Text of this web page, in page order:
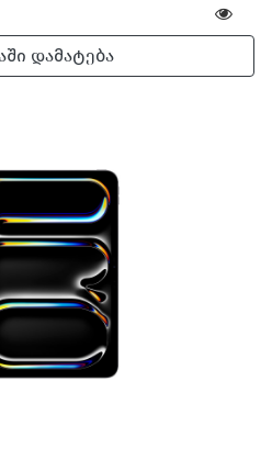
დამატება